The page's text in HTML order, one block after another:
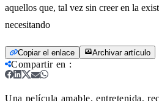
aquellos que, tal vez sin creer en la
necesitando
Copiar el enlace Archivar artículo
Compartir en :
Una película amable, entretenida,